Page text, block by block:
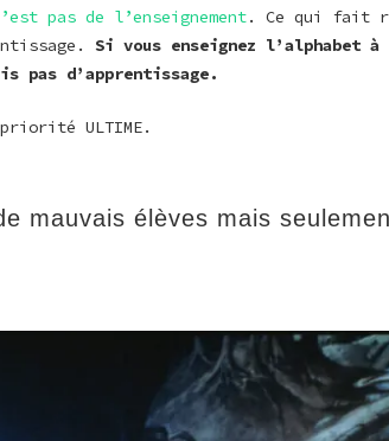
pas de l’enseignement. Ce qui fait
Si vous enseignez l’alphabet
pas d’apprentissage.
ULTIME.
mauvais élèves mais